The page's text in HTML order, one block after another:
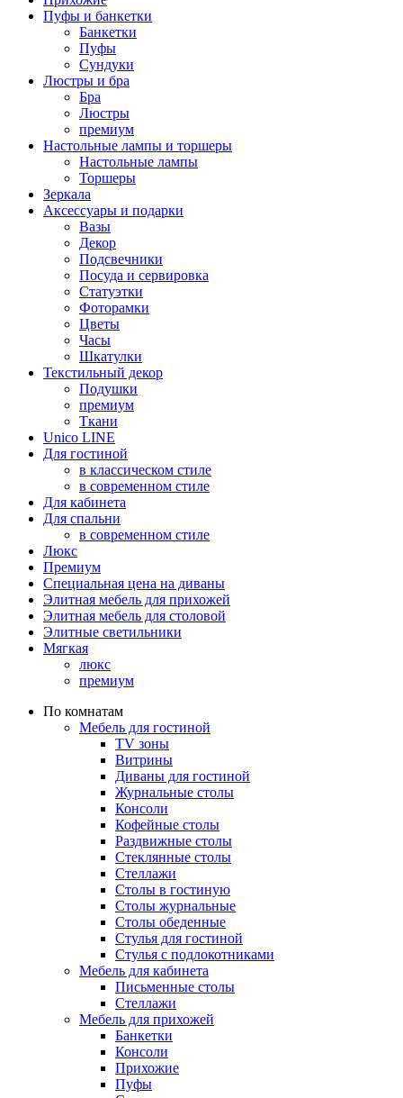
Пуфы и банкетки
Банкетки
Пуфы
Сундуки
Люстры и бра
Бра
Люстры
премиум
Настольные лампы и торшеры
Настольные лампы
Торшеры
Зеркала
Аксессуары и подарки
Вазы
Декор
Подсвечники
Посуда и сервировка
Статуэтки
Фоторамки
Цветы
Часы
Шкатулки
Текстильный декор
Подушки
премиум
Ткани
Unico LINE
Для гостиной
в классическом стиле
в современном стиле
Для кабинета
Для спальни
в современном стиле
Люкс
Премиум
Специальная цена на диваны
Элитная мебель для прихожей
Элитная мебель для столовой
Элитные светильники
Мягкая
люкс
премиум
По комнатам
Мебель для гостиной
TV зоны
Витрины
Диваны для гостиной
Журнальные столы
Консоли
Кофейные столы
Раздвижные столы
Стеклянные столы
Стеллажи
Столы в гостиную
Столы журнальные
Столы обеденные
Стулья для гостиной
Стулья с подлокотниками
Мебель для кабинета
Письменные столы
Стеллажи
Мебель для прихожей
Банкетки
Консоли
Прихожие
Пуфы